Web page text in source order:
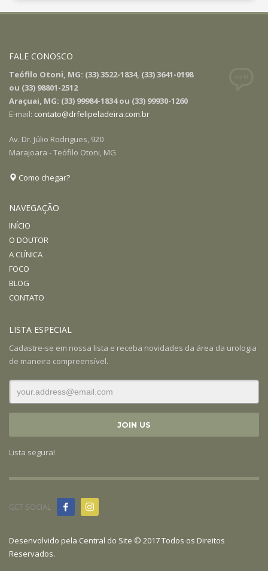
FALE CONOSCO
Teófilo Otoni, MG: (33) 3522-1834, (33) 3641-0198
ou (33) 98801-2512
Araçuai, MG: (33) 99984-1834 ou (33) 99930-1260
E-mail: contato@drfelipeladeira.com.br
Av. Dr. Júlio Rodrigues, 920
Marajoara - Teófilo Otoni, MG
Como chegar?
NAVEGAÇÃO
INÍCIO
O DOUTOR
A CLÍNICA
FOCO
BLOG
CONTATO
LISTA ESPECIAL
Cadastre-se em nossa lista e receba novidades da área da urologia
de maneira compreensível.
Lista segura!
GET SOCIAL
Desenvolvido pela Central do Site © 2017 Todos os Direitos
Reservados.